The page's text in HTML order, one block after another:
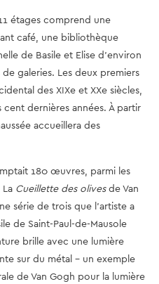
étages comprend une
café, une bibliothèque
de Basile et Elise d'environ
galeries. Les deux premiers
des XIXe et XXe siècles,
dernières années. À partir
accueillera des
180 œuvres, parmi les
Cueillette des olivesde Van
série de trois que l’artiste a
de Saint-Paul-de-Mausole
brille avec une lumière
sur du métal - un exemple
de Van Gogh pour la lumière